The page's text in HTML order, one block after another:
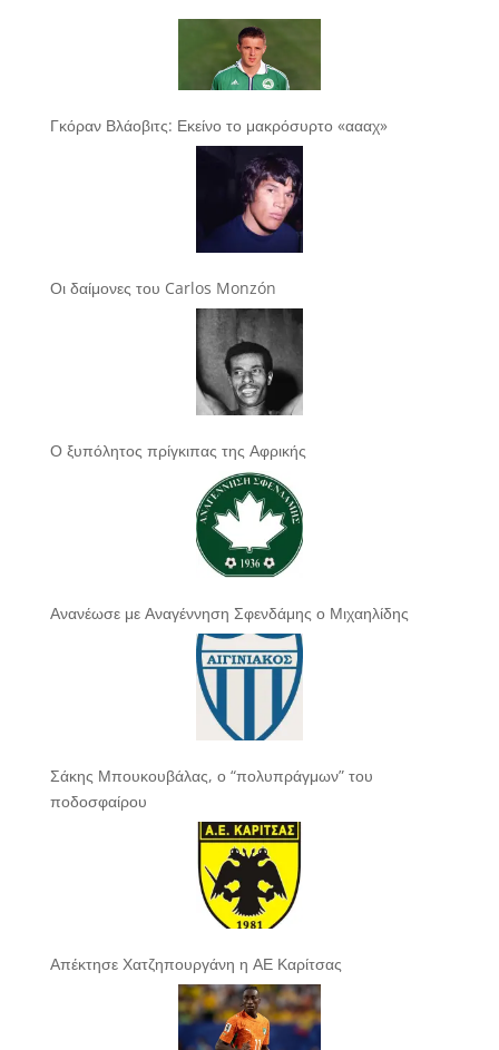
Γκόραν Βλάοβιτς: Εκείνο το μακρόσυρτο «αααχ»
Οι δαίμονες του Carlos Monzón
Ο ξυπόλητος πρίγκιπας της Αφρικής
Ανανέωσε με Αναγέννηση Σφενδάμης ο Μιχαηλίδης
Σάκης Μπουκουβάλας, ο “πολυπράγμων” του
ποδοσφαίρου
Απέκτησε Χατζηπουργάνη η ΑΕ Καρίτσας